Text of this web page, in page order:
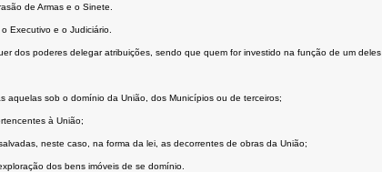
de Armas e o Sinete.
Executivo e o Judiciário.
dos poderes delegar atribuições, sendo que quem for investido na função de um
aquelas sob o domínio da União, dos Municípios ou de terceiros;
à União;
neste caso, na forma da lei, as decorrentes de obras da União;
dos bens imóveis de se domínio.